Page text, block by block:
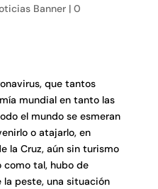
Banner| 0
que tantos
mundial en tanto las
el mundo se esmeran
o atajarlo, en
la Cruz, aún sin turismo
como tal, hubo de
peste, una situación